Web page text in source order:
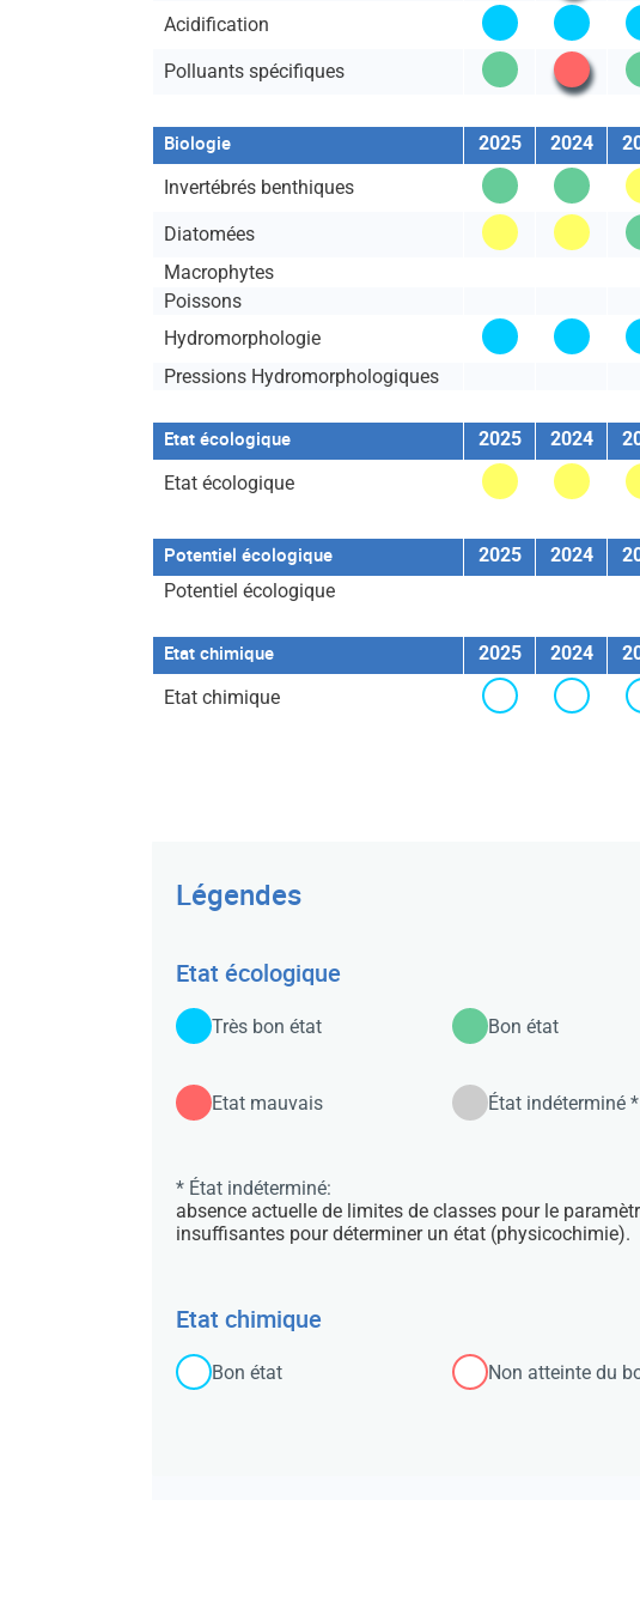
l'état
l'état
l'état
l'état
Acidification
Polluants spécifiques
Biologie 2025 2024
Invertébrés benthiques
Diatomées
Macrophytes
Poissons
Hydromorphologie
Pressions Hydromorphologiques
Etat écologique 2025 2024
Etat écologique
Potentiel écologique 2025 2024
Potentiel écologique
Etat chimique 2025 2024
Etat chimique
Légendes
Etat écologique
Très bon état Bon état
Etat mauvais État indéterminé *
* État indéterminé:
absence actuelle de limites de classes pour le
insuffisantes pour déterminer un état (physicochimie).
Etat chimique
Bon état Non atteinte du